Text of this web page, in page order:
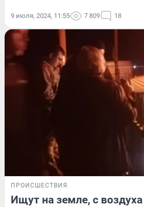
9 июля, 2024, 11:55 7 809 18
ПРОИСШЕСТВИЯ
Ищут на земле, с воздуха